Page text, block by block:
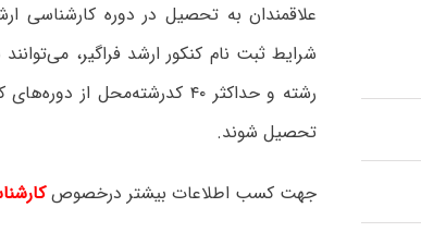
علاقمندان به تحصیل در دوره کارشناسی
شرایط ثبت نام کنکور ارشد فراگیر،
رشته و حداکثر ۴۰ کدرشته‌محل
تحصیل شوند.
جهت کسب اطلاعات بیشتر درخصوص